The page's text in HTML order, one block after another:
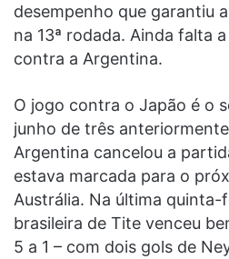
desempenho que garantiu
na 13ª rodada. Ainda falta
contra a Argentina.
O jogo contra o Japão é o
junho de três
Argentina cancelou a
estava marcada para o
Austrália. Na última quinta-
brasileira de Tite venceu
5 a 1 – com dois gols de